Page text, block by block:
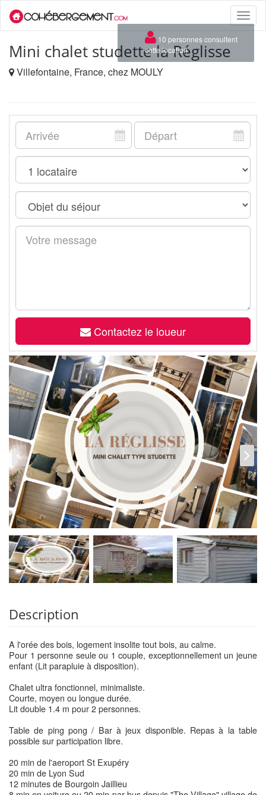
Toggle
Mini chalet studette la Réglisse
Villefontaine, France, chez MOULY
Contactez le loueur
Description
A l'orée des bois, logement insolite tout bois, au calme.
Pour 1 personne seule ou 1 couple, exceptionnellement un jeune
enfant (Lit parapluie à disposition).
Chalet ultra fonctionnel, minimaliste.
Courte, moyen ou longue durée.
Lit double 1.4 m pour 2 personnes.
Table de ping pong / Bar à jeux disponible. Repas à la table
possible sur participation libre.
20 min de l'aeroport St Exupéry
20 min de Lyon Sud
12 minutes de Bourgoin Jaillieu
×
10 personnes consultent
cette location